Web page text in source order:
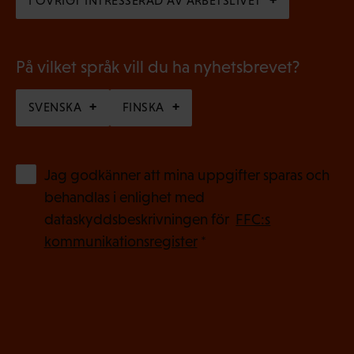
k
)
På vilket språk vill du ha nyhetsbrevet?
SVENSKA FINSKA
Jag godkänner att mina uppgifter sparas och
behandlas i enlighet med
dataskyddsbeskrivningen för FFC:s
kommunikationsregister*